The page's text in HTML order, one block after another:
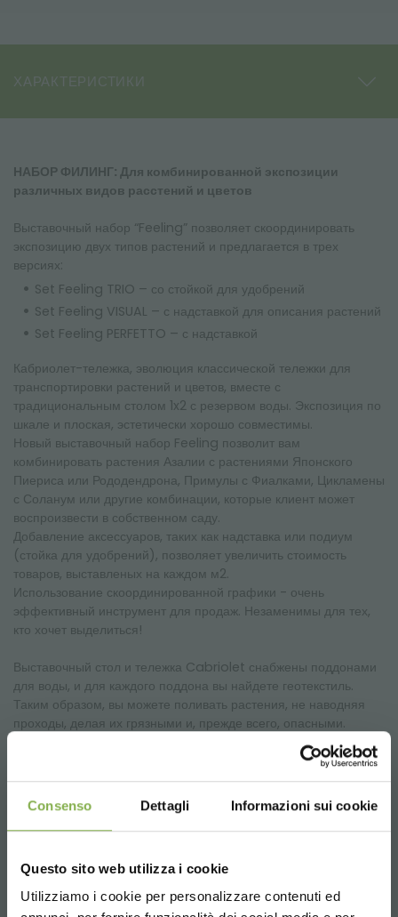
Consenso Dettagli Informazioni sui cookie
Questo sito web utilizza i cookie
Utilizziamo i cookie per personalizzare contenuti ed
ХАРАКТЕРИСТИКИ
НАБОР ФИЛИНГ: Для комбинированной экспозиции
различных видов расстений и цветов
Выставочный набор “Feeling” позволяет скоординировать
экспозицию двух типов растений и предлагается в трех
версиях:
Set Feeling TRIO – со стойкой для удобрений
Set Feeling VISUAL – с надставкой для описания растений
Set Feeling PERFETTO – с надставкой
Кабриолет-тележка, эволюция классической тележки для
транспортировки растений и цветов, вместе с
традициональным столом 1x2 с резервом воды. Экспозиция по
шкале и плоская, эстетически хорошо совместимы.
Новый выставочный набор Feeling позволит вам
комбинировать растения Азалии с растениями Японского
Пиериса или Рододендрона, Примулы с Фиалками, Цикламены
с Соланум или другие комбинации, которые клиент может
воспроизвести в собственном саду.
Добавление аксессуаров, таких как надставка или подиум
(стойка для удобрений), позволяет увеличить стоимость
товаров, выставленых на каждом м2.
Использование скоординированной графики - очень
эффективный инструмент для продаж. Незаменимы для тех,
кто хочет выделиться!
Выставочный стол и тележка Cabriolet снабжены поддонами
для воды, и для каждого поддона вы найдете геотекстиль.
Таким образом, вы можете поливать растения, не наводняя
проходы, делая их грязными и, прежде всего, опасными.
UP Selling